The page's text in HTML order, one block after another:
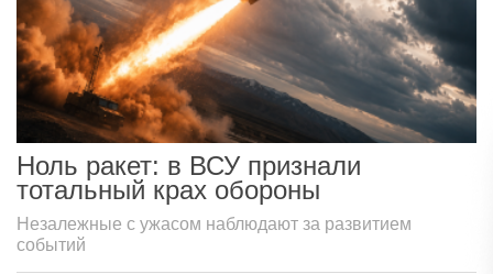
Ноль ракет: в ВСУ признали
тотальный крах обороны
Незалежные с ужасом наблюдают за развитием
событий